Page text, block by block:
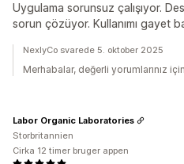
Uygulama sorunsuz çalışıyor.
sorun çözüyor. Kullanımı gayet
NexlyCo svarede 5. oktober 2025
Merhabalar, değerli yorumlarınız
Labor Organic Laboratories
Storbritannien
Cirka 12 timer bruger appen